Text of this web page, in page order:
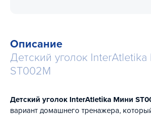
Описание
Детский уголок
ST002M
Детский уголок InterAtletika Мини
вариант домашнего тренажера,